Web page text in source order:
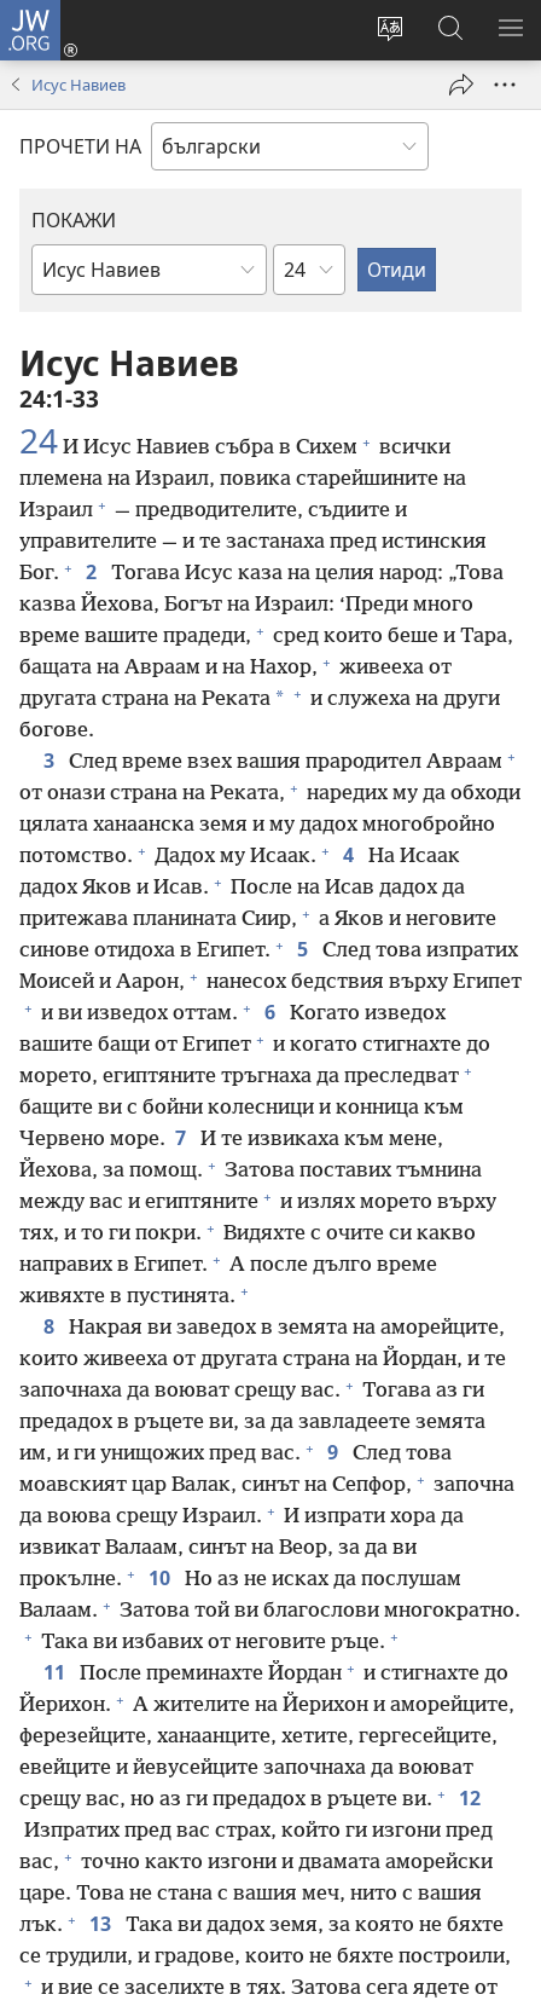
JW.ORG
Смени
сайта
Влез
(отваря
прозорец)
Търсене
в
JW.ORG
Исус Навиев
ПРОЧЕТИ НА
ПОКАЖИ
Библейска
Глава
Исус Навиев
24:1-33
24 И Исус Навиев събра в Сихем + всички
племена на Израил, повика старейшините на
Израил + — предводителите, съдиите и
управителите — и те застанаха пред истинския
Бог. + 2
Тогава Исус каза на целия народ: „Това
казва Йехова, Богът на Израил: ‘Преди много
време вашите прадеди, + сред които беше и Тара,
бащата на Авраам и на Нахор, + живееха от
другата страна на Реката * + и служеха на други
богове.
3 След време взех вашия прародител Авраам +
от онази страна на Реката, + наредих му да обходи
цялата ханаанска земя и му дадох многобройно
потомство. + Дадох му Исаак. + 4
На Исаак
дадох Яков и Исав. + После на Исав дадох да
притежава планината Сиир, + а Яков и неговите
синове отидоха в Египет. + 5
След това изпратих
Моисей и Аарон, + нанесох бедствия върху Египет
+ и ви изведох оттам. + 6
Когато изведох
вашите бащи от Египет + и когато стигнахте до
морето, египтяните тръгнаха да преследват +
бащите ви с бойни колесници и конница към
Червено море. 7
И те извикаха към мене,
Йехова, за помощ. + Затова поставих тъмнина
между вас и египтяните + и излях морето върху
тях, и то ги покри. + Видяхте с очите си какво
направих в Египет. + А после дълго време
живяхте в пустинята. +
8
Накрая ви заведох в земята на аморейците,
които живееха от другата страна на Йордан, и те
започнаха да воюват срещу вас. + Тогава аз ги
предадох в ръцете ви, за да завладеете земята
им, и ги унищожих пред вас. + 9
След това
моавският цар Валак, синът на Сепфор, + започна
да воюва срещу Израил. + И изпрати хора да
извикат Валаам, синът на Веор, за да ви
прокълне. + 10
Но аз не исках да послушам
Валаам. + Затова той ви благослови многократно.
+ Така ви избавих от неговите ръце. +
11 После преминахте Йордан + и стигнахте до
Йерихон. + А жителите на Йерихон и аморейците,
ферезейците, ханаанците, хетите, гергесейците,
евейците и йевусейците започнаха да воюват
срещу вас, но аз ги предадох в ръцете ви. + 12
Изпратих пред вас страх, който ги изгони пред
вас, + точно както изгони и двамата аморейски
царе. Това не стана с вашия меч, нито с вашия
лък. + 13
Така ви дадох земя, за която не бяхте
се трудили, и градове, които не бяхте построили,
+ и вие се заселихте в тях. Затова сега ядете от